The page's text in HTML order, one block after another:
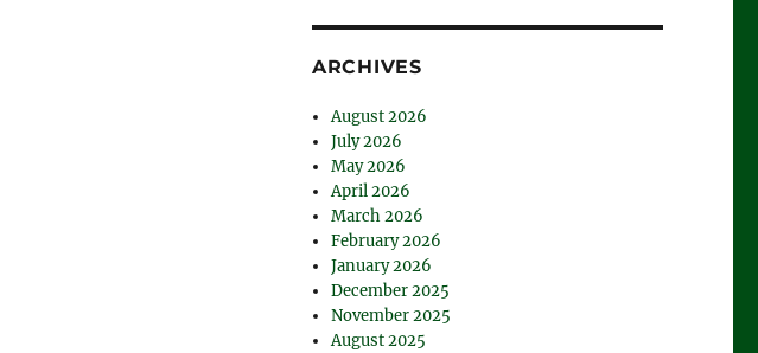
ARCHIVES
August 2026
July 2026
May 2026
April 2026
March 2026
February 2026
January 2026
December 2025
November 2025
August 2025